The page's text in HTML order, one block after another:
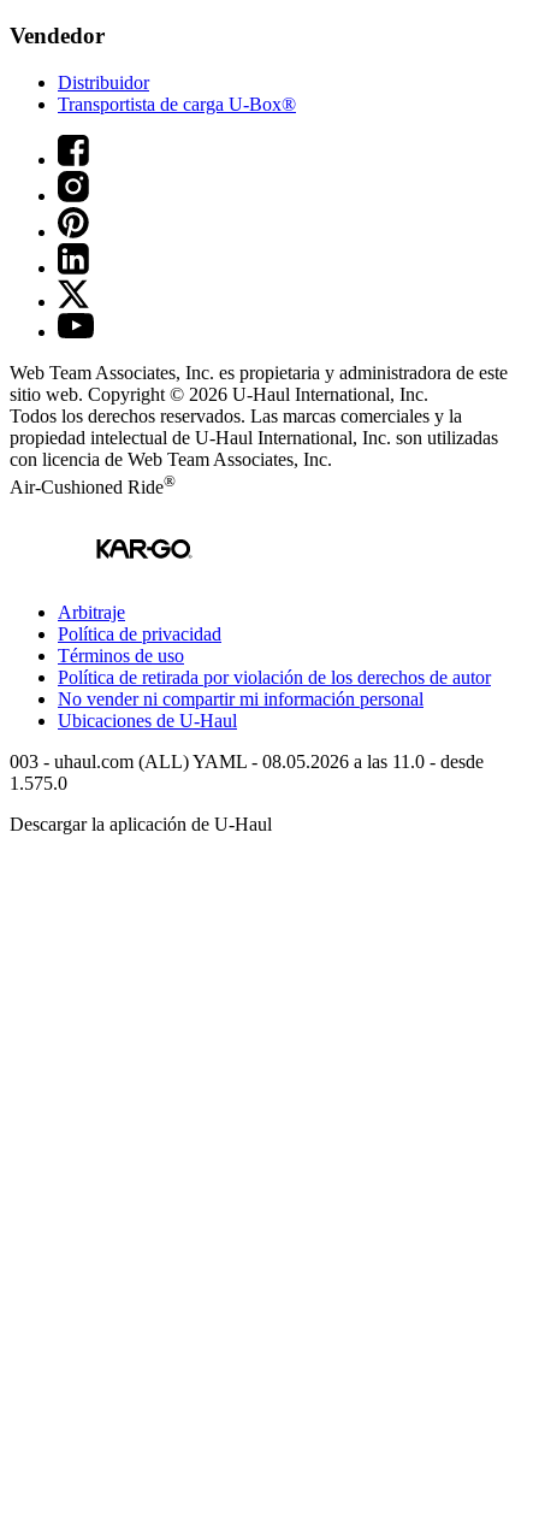
Vendedor
Distribuidor
Transportista de carga U-Box®
Web Team Associates, Inc. es propietaria y administradora de este
sitio web. Copyright © 2026 U-Haul International, Inc.
Todos los derechos reservados. Las marcas comerciales y la
propiedad intelectual de U-Haul International, Inc. son utilizadas
con licencia de Web Team Associates, Inc.
Air-Cushioned Ride®
Arbitraje
Política de privacidad
Términos de uso
Política de retirada por violación de los derechos de autor
No vender ni compartir mi información personal
Ubicaciones de U-Haul
003 - uhaul.com (ALL) YAML - 08.05.2026 a las 11.0 - desde
1.575.0
Descargar la aplicación de U-Haul